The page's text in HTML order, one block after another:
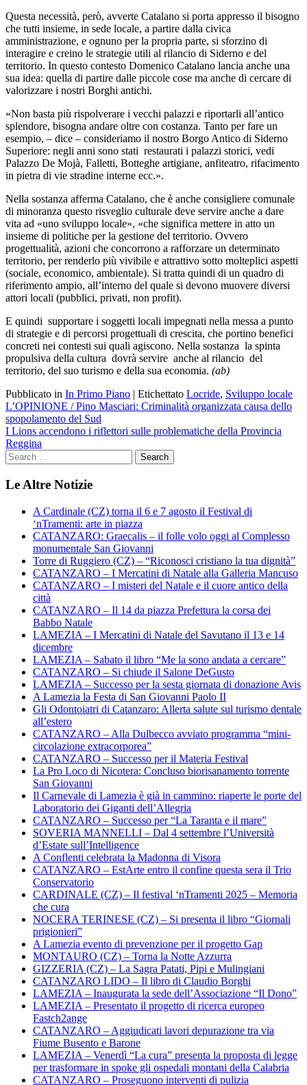
Questa necessità, però, avverte Catalano si porta appresso il bisogno
che tutti insieme, in sede locale, a partire dalla civica
amministrazione, e ognuno per la propria parte, si sforzino di
interagire e creino le strategie utili al rilancio di Siderno e del
territorio. In questo contesto Domenico Catalano lancia anche una
sua idea: quella di partire dalle piccole cose ma anche di cercare di
valorizzare i nostri Borghi antichi.
«Non basta più rispolverare i vecchi palazzi e riportarli all’antico
splendore, bisogna andare oltre con costanza. Tanto per fare un
esempio, – dice – consideriamo il nostro Borgo Antico di Siderno
Superiore: negli anni sono stati restaurati i palazzi storici, vedi
Palazzo De Mojà, Falletti, Botteghe artigiane, anfiteatro, rifacimento
in pietra di vie stradine interne ecc.».
Nella sostanza afferma Catalano, che è anche consigliere comunale
di minoranza questo risveglio culturale deve servire anche a dare
vita ad «uno sviluppo locale», «che significa mettere in atto un
insieme di politiche per la gestione del territorio. Ovvero
progettualità, azioni che concorrono a rafforzare un determinato
territorio, per renderlo più vivibile e attrattivo sotto molteplici aspetti
(sociale, economico, ambientale). Si tratta quindi di un quadro di
riferimento ampio, all’interno del quale si devono muovere diversi
attori locali (pubblici, privati, non profit).
E quindi supportare i soggetti locali impegnati nella messa a punto
di strategie e di percorsi progettuali di crescita, che portino benefici
concreti nei contesti sui quali agiscono. Nella sostanza la spinta
propulsiva della cultura dovrà servire anche al rilancio del
territorio, del suo turismo e della sua economia. (ab)
Pubblicato in In Primo Piano | Etichettato Locride, Sviluppo locale
Navigazione
articoli
L’OPINIONE / Pino Masciari: Criminalità organizzata causa dello
spopolamento del Sud
I Lions accendono i riflettori sulle problematiche della Provincia
Reggina
Le Altre Notizie
A Cardinale (CZ) torna il 6 e 7 agosto il Festival di
‘nTramenti: arte in piazza
CATANZARO: Graecalis – il folle volo oggi al Complesso
monumentale San Giovanni
Torre di Ruggiero (CZ) – “Riconosci cristiano la tua dignità”
CATANZARO – I Mercatini di Natale alla Galleria Mancuso
CATANZARO – I misteri del Natale e il cuore antico della
città
CATANZARO – Il 14 da piazza Prefettura la corsa dei
Babbo Natale
LAMEZIA – I Mercatini di Natale del Savutano il 13 e 14
dicembre
LAMEZIA – Sabato il libro “Me la sono andata a cercare”
CATANZARO – Si chiude il Salone DeGusto
LAMEZIA – Successo per la sesta giornata di donazione Avis
A Lamezia la Festa di San Giovanni Paolo II
Gli Odontoiatri di Catanzaro: Allerta salute sul turismo dentale
all’estero
CATANZARO – Alla Dulbecco avviato programma “mini-
circolazione extracorporea”
CATANZARO – Successo per il Materia Festival
La Pro Loco di Nicotera: Concluso biorisanamento torrente
San Giovanni
Il Carnevale di Lamezia è già in cammino: riaperte le porte del
Laboratorio dei Giganti dell’Allegria
CATANZARO – Successo per “La Taranta e il mare”
SOVERIA MANNELLI – Dal 4 settembre l’Università
d’Estate sull’Intelligence
A Conflenti celebrata la Madonna di Visora
CATANZARO – EstArte entro il confine questa sera il Trio
Conservatorio
CARDINALE (CZ) – Il festival ‘nTramenti 2025 – Memoria
che cura
NOCERA TERINESE (CZ) – Si presenta il libro “Giornali
prigionieri”
A Lamezia evento di prevenzione per il progetto Gap
MONTAURO (CZ) – Torna la Notte Azzurra
GIZZERIA (CZ) – La Sagra Patati, Pipi e Mulingiani
CATANZARO LIDO – Il libro di Claudio Borghi
LAMEZIA – Inaugurata la sede dell’Associazione “Il Dono”
LAMEZIA – Presentato il progetto di ricerca europeo
Fastch2ange
CATANZARO – Aggiudicati lavori depurazione tra via
Fiume Busento e Barone
LAMEZIA – Venerdì “La cura” presenta la proposta di legge
per trasformare in spoke gli ospedali montani della Calabria
CATANZARO – Proseguono interventi di pulizia